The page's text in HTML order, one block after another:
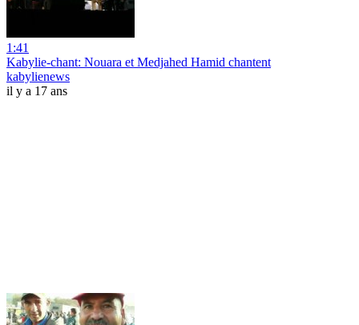
1:41
Kabylie-chant: Nouara et Medjahed Hamid chantent
kabylienews
il y a 17 ans